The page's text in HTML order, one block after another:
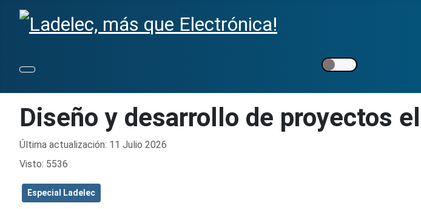
Diseño y desarrollo de proyectos
Detalles
Última actualización: 11 Julio 2026
Visto: 5536
Especial Ladelec